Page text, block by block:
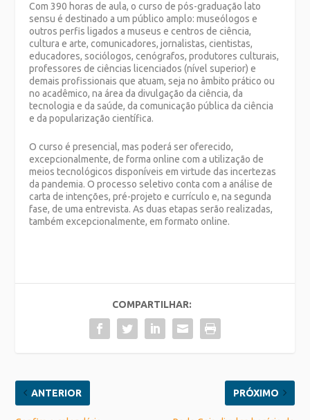
Com 390 horas de aula, o curso de pós-graduação lato
sensu é destinado a um público amplo: museólogos e
outros perfis ligados a museus e centros de ciência,
cultura e arte, comunicadores, jornalistas, cientistas,
educadores, sociólogos, cenógrafos, produtores culturais,
professores de ciências licenciados (nível superior) e
demais profissionais que atuam, seja no âmbito prático ou
no acadêmico, na área da divulgação da ciência, da
tecnologia e da saúde, da comunicação pública da ciência
e da popularização científica.
O curso é presencial, mas poderá ser oferecido,
excepcionalmente, de forma online com a utilização de
meios tecnológicos disponíveis em virtude das incertezas
da pandemia. O processo seletivo conta com a análise de
carta de intenções, pré-projeto e currículo e, na segunda
fase, de uma entrevista. As duas etapas serão realizadas,
também excepcionalmente, em formato online.
COMPARTILHAR:
ANTERIOR PRÓXIMO